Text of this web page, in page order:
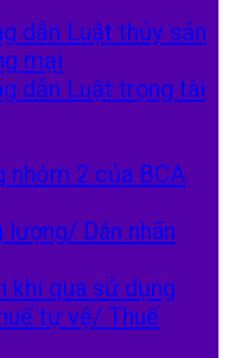
dẫn Luật thủy sản
mại
dẫn Luật trọng tài
nhóm 2 của BCA
lượng/ Dán nhãn
khí qua sử dụng
tự vệ/ Thuế